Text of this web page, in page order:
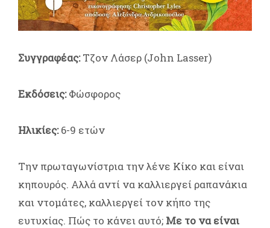
Συγγραφέας:Τζον Λάσερ (John Lasser)
Εκδόσεις:Φώσφορος
Ηλικίες:6-9 ετών
Την πρωταγωνίστρια την λένε Κίκο και είναι
κηπουρός. Αλλά αντί να καλλιεργεί ραπανάκια
και ντομάτες, καλλιεργεί τον κήπο της
ευτυχίας. Πώς το κάνει αυτό; Με το να είναι